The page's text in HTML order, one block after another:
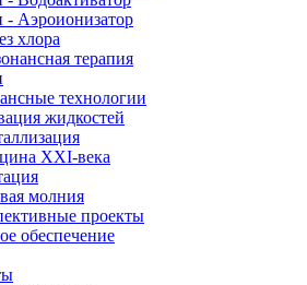
- Аэроионизатор
хлора
терапия
технологии
жидкостей
XXI-века
молния
проекты
обеспечение